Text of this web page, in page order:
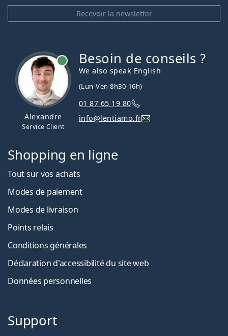
Recevoir la newsletter
Alexandre
Service Client
Besoin de conseils ?
We also speak English
(Lun-Ven 8h30-16h)
01 87 65 19 80
info@lentiamo.fr
Shopping en ligne
Tout sur vos achats
Modes de paiement
Modes de livraison
Points relais
Conditions générales
Déclaration d'accessibilité du site web
Données personnelles
Support